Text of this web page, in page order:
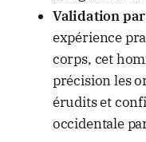
Validation par
expérience
corps, cet
précision les
érudits et
occidentale